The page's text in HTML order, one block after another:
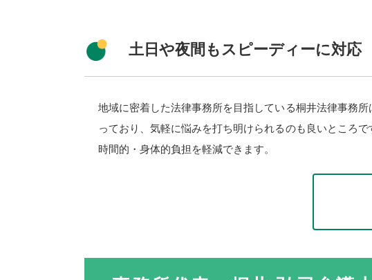
土日や夜間もスピーディーに対応
地域に密着した法律事務所を目指している桐井法律事務
っており、気軽に悩みを打ち明けられるのも良いところ
時間的・身体的負担を軽減できます。